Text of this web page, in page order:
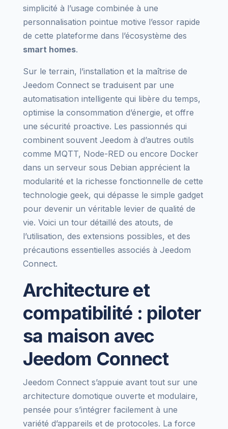
simplicité à l’usage combinée à une
personnalisation pointue motive l’essor rapide
de cette plateforme dans l’écosystème des
smart homes.
Sur le terrain, l’installation et la maîtrise de
Jeedom Connect se traduisent par une
automatisation intelligente qui libère du temps,
optimise la consommation d’énergie, et offre
une sécurité proactive. Les passionnés qui
combinent souvent Jeedom à d’autres outils
comme MQTT, Node-RED ou encore Docker
dans un serveur sous Debian apprécient la
modularité et la richesse fonctionnelle de cette
technologie geek, qui dépasse le simple gadget
pour devenir un véritable levier de qualité de
vie. Voici un tour détaillé des atouts, de
l’utilisation, des extensions possibles, et des
précautions essentielles associés à Jeedom
Connect.
Architecture et
compatibilité : piloter
sa maison avec
Jeedom Connect
Jeedom Connect s’appuie avant tout sur une
architecture domotique ouverte et modulaire,
pensée pour s’intégrer facilement à une
variété d’appareils et de protocoles. La force